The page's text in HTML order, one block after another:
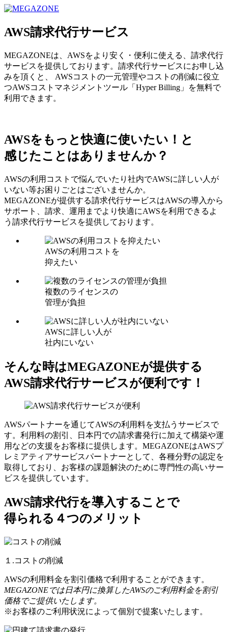
AWS請求代行サービス
MEGAZONEは、AWSをより安く・便利に使える、請求代行
サービスを提供しております。請求代行サービスにお申し込
みを頂くと、 AWSコストの一元管理やコストの削減に役立
つAWSコストマネジメントツール「Hyper Billing」を無料で
利用できます。
AWSをもっと快適に使いたい！と
感じたことはありませんか？
AWSの利用コストで悩んでいたり社内でAWSに詳しい人が
いない等お困りごとはございませんか。
MEGAZONEが提供する請求代行サービスはAWSの導入から
サポート、請求、運用までより快適にAWSを利用できるよ
う請求代行サービスを提供しております。
AWSの利用コストを
抑えたい
複数のライセンスの
管理が負担
AWSに詳しい人が
社内にいない
そんな時はMEGAZONEが提供する
AWS請求代行サービスが便利です！
AWSパートナーを通じてAWSの利用料を支払うサービスで
す。利用料の割引、日本円での請求書発行に加えて構築や運
用などの支援をお客様に提供します。MEGAZONEはAWSプ
レミアティアサービスパートナーとして、各種分野の認定を
取得しており、お客様の課題解決のために専門性の高いサー
ビスを提供しています。
AWS請求代行を導入することで
得られる４つのメリット
１.コストの削減
AWSの利用料金を割引価格で利用することができます。
MEGAZONEでは日本円に換算したAWSのご利用料金を割引
価格でご提供いたします。
※お客様のご利用状況によって個別で提案いたします。